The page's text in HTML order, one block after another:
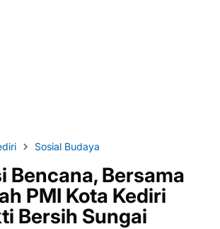
Sosial Budaya
Bencana, Bersama
PMI Kota Kediri
Bersih Sungai